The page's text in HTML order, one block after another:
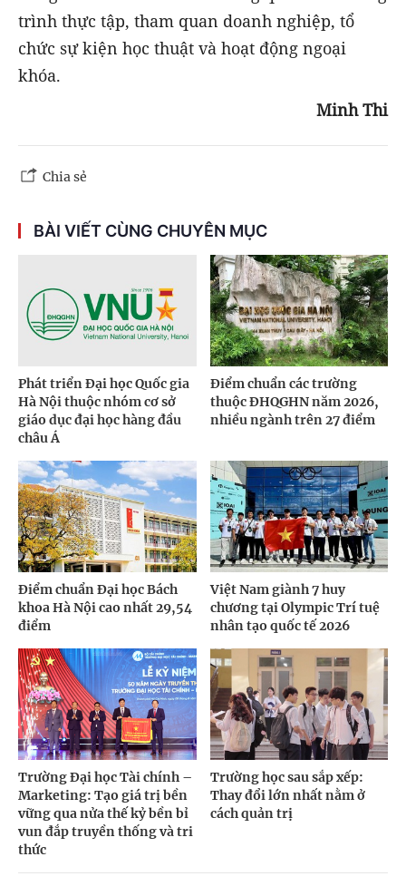
trình thực tập, tham quan doanh nghiệp, tổ
chức sự kiện học thuật và hoạt động ngoại
khóa.
Minh Thi
Chia sẻ
BÀI VIẾT CÙNG CHUYÊN MỤC
Phát triển Đại học Quốc gia
Hà Nội thuộc nhóm cơ sở
giáo dục đại học hàng đầu
châu Á
Điểm chuẩn các trường
thuộc ĐHQGHN năm 2026,
nhiều ngành trên 27 điểm
Điểm chuẩn Đại học Bách
khoa Hà Nội cao nhất 29,54
điểm
Việt Nam giành 7 huy
chương tại Olympic Trí tuệ
nhân tạo quốc tế 2026
Trường Đại học Tài chính –
Marketing: Tạo giá trị bền
vững qua nửa thế kỷ bền bỉ
vun đắp truyền thống và tri
thức
Trường học sau sắp xếp:
Thay đổi lớn nhất nằm ở
cách quản trị